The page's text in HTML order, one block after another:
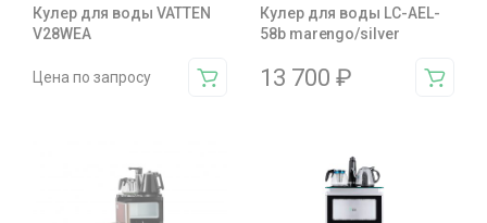
Кулер для воды VATTEN
V28WEA
Цена по запросу
Кулер для воды LC-AEL-
58b marengo/silver
13 700 ₽